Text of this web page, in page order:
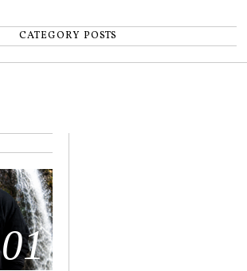
CATEGORY POSTS
01